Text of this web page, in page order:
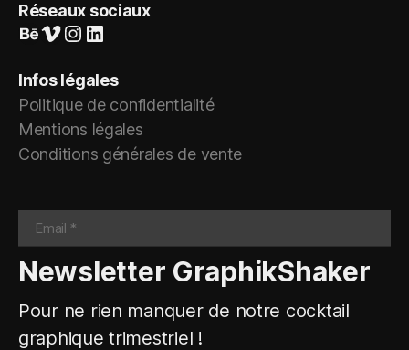
Réseaux sociaux
Suivez-nous sur Behance
Vimeo
Instagram
LinkedIn
Infos légales
Politique de confidentialité
Mentions légales
Conditions générales de vente
Newsletter GraphikShaker
Pour ne rien manquer de notre cocktail
graphique trimestriel !